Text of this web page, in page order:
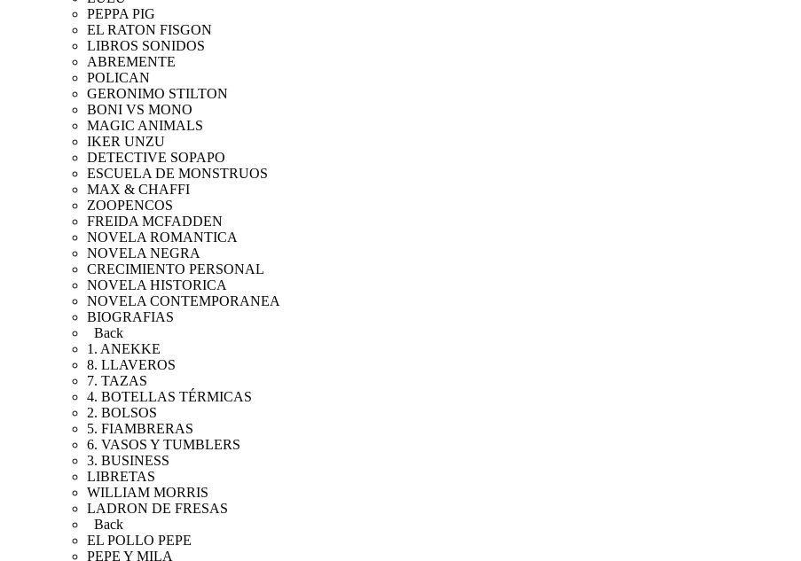
PEPPA PIG
EL RATON FISGON
LIBROS SONIDOS
ABREMENTE
POLICAN
GERONIMO STILTON
BONI VS MONO
MAGIC ANIMALS
IKER UNZU
DETECTIVE SOPAPO
ESCUELA DE MONSTRUOS
MAX & CHAFFI
ZOOPENCOS
FREIDA MCFADDEN
NOVELA ROMANTICA
NOVELA NEGRA
CRECIMIENTO PERSONAL
NOVELA HISTORICA
NOVELA CONTEMPORANEA
BIOGRAFIAS
Back
1. ANEKKE
8. LLAVEROS
7. TAZAS
4. BOTELLAS TÉRMICAS
2. BOLSOS
5. FIAMBRERAS
6. VASOS Y TUMBLERS
3. BUSINESS
LIBRETAS
WILLIAM MORRIS
LADRON DE FRESAS
Back
EL POLLO PEPE
PEPE Y MILA